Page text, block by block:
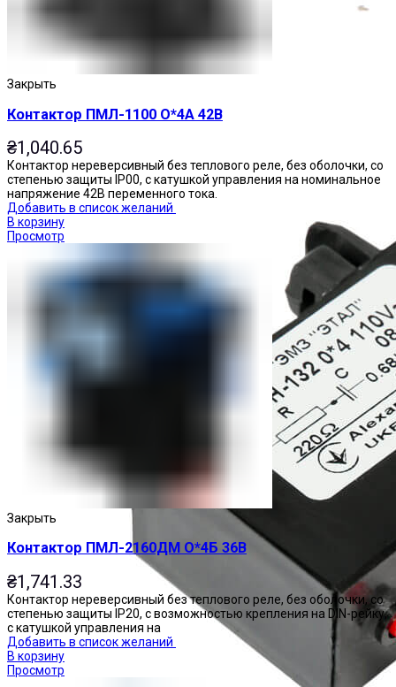
Закрыть
Контактор ПМЛ-1100 О*4А 42В
₴1,040.65
Контактор нереверсивный без теплового реле, без оболочки, со
степенью защиты IP00, с катушкой управления на номинальное
напряжение 42В переменного тока.
Добавить в список желаний
В корзину
Просмотр
Закрыть
Контактор ПМЛ-2160ДМ О*4Б 36В
₴1,741.33
Контактор нереверсивный без теплового реле, без оболочки, со
степенью защиты IP20, с возможностью крепления на DIN-рейку,
с катушкой управления на
Добавить в список желаний
В корзину
Просмотр